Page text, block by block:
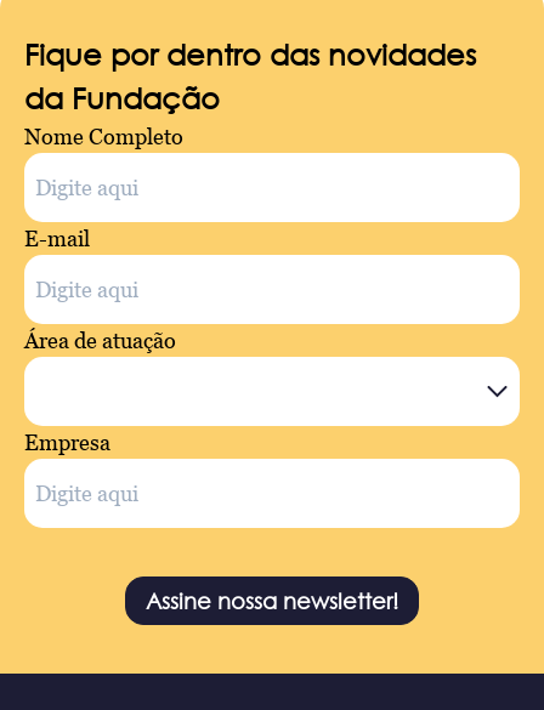
Fique por dentro das novidades
da Fundação
Nome Completo
E-mail
Área de atuação
Empresa
Assine nossa newsletter!